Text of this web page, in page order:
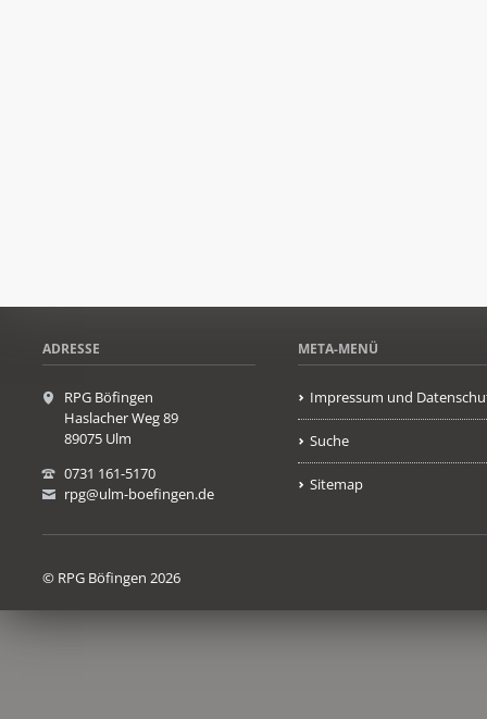
ADRESSE
RPG Böfingen
Haslacher Weg 89
89075 Ulm
0731 161-5170
rpg@ulm-boefingen.de
META-MENÜ
Impressum und
Suche
Sitemap
© RPG Böfingen 2026